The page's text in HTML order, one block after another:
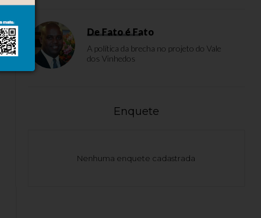
De Fato é Fato
A política da brecha no projeto do Vale
dos Vinhedos
Enquete
Nenhuma enquete cadastrada